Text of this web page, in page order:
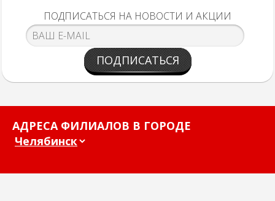
ПОДПИСАТЬСЯ НА НОВОСТИ И АКЦИИ
ПОДПИСАТЬСЯ
АДРЕСА ФИЛИАЛОВ В ГОРОДЕ